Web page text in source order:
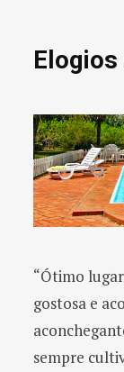
“Ótimo
gostosa e
sempre